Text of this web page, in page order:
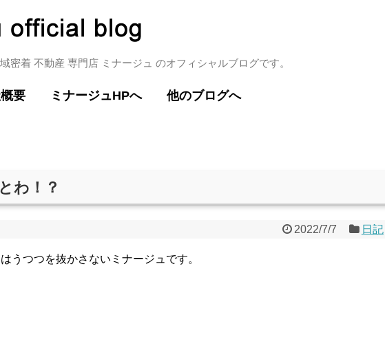
密着 不動産 専門店 ミナージュ のオフィシャルブログです。
要 ミナージュHPへ 他のブログへ
わ！？
2022/7/7 日記
うつつを抜かさないミナージュです。